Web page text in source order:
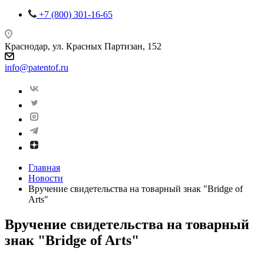
+7 (800) 301-16-65
Краснодар, ул. Красных Партизан, 152
info@patentof.ru
Главная
Новости
Вручение свидетельства на товарный знак "Bridge of
Arts"
Вручение свидетельства на товарный
знак "Bridge of Arts"